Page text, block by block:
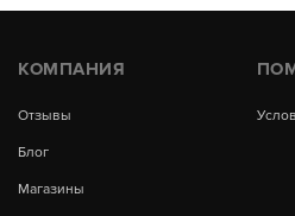
КОМПАНИЯ
Отзывы
Блог
Магазины